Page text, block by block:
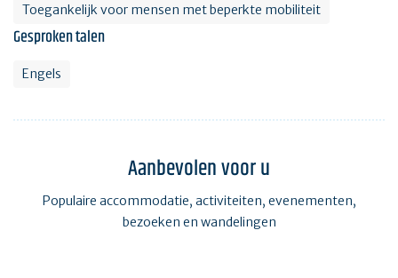
Toegankelijk voor mensen met beperkte mobiliteit
Gesproken talen
Engels
Aanbevolen voor u
Populaire accommodatie, activiteiten, evenementen,
bezoeken en wandelingen